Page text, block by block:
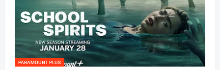
PARAMOUNT PLUS